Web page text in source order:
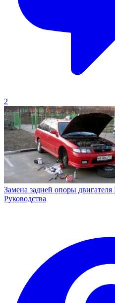
2
Замена задней опоры двигателя
Руководства